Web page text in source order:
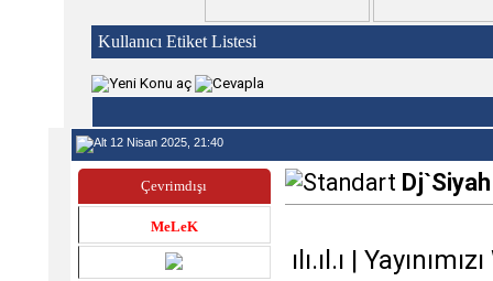
Kullanıcı Etiket Listesi
12 Nisan 2025, 21:40
Çevrimdışı
MeLeK
ılı.ıl.ı |